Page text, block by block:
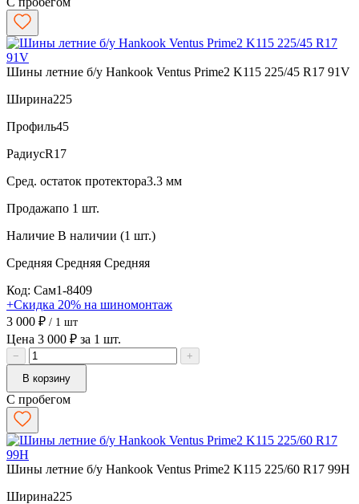
Шины летние б/у Hankook Ventus Prime2 K115 225/45 R17 91V
Ширина225
Профиль45
РадиусR17
Сред. остаток протектора3.3 мм
Продажапо 1 шт.
Наличие В наличии (1 шт.)
Средняя Средняя Средняя
Код: Сам1-8409
+Скидка 20% на шиномонтаж
3 000 ₽ / 1 шт
Цена 3 000 ₽ за 1 шт.
−
+
В корзину
С пробегом
Шины летние б/у Hankook Ventus Prime2 K115 225/60 R17 99H
Ширина225